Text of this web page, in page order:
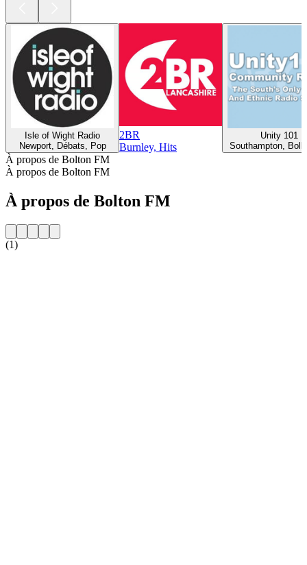
Isle of Wight Radio
Newport, Débats, Pop
2BR
Burnley, Hits
Unity 101
Southampton,
À propos de Bolton FM
À propos de Bolton FM
À propos de Bolton FM
(1)